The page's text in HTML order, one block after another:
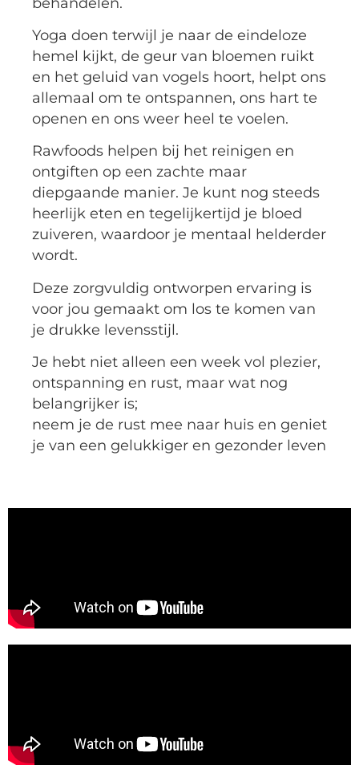
Yoga doen terwijl je naar de eindeloze
hemel kijkt, de geur van bloemen ruikt
en het geluid van vogels hoort, helpt ons
allemaal om te ontspannen, ons hart te
openen en ons weer heel te voelen.
Rawfoods helpen bij het reinigen en
ontgiften op een zachte maar
diepgaande manier. Je kunt nog steeds
heerlijk eten en tegelijkertijd je bloed
zuiveren, waardoor je mentaal helderder
wordt.
Deze zorgvuldig ontworpen ervaring is
voor jou gemaakt om los te komen van
je drukke levensstijl.
Je hebt niet alleen een week vol plezier,
ontspanning en rust, maar wat nog
belangrijker is;
neem je de rust mee naar huis en geniet
je van een gelukkiger en gezonder leven